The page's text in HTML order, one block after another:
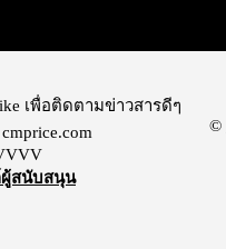
เพื่อติดตามข่าวสารดีๆ
ผู้สนับสนุน
©